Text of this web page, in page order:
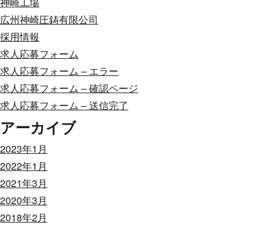
広州神崎圧鋳有限公司
採用情報
求人応募フォーム
求人応募フォーム – エラー
求人応募フォーム – 確認ページ
求人応募フォーム – 送信完了
アーカイブ
2023年1月
2022年1月
2021年3月
2020年3月
2018年2月